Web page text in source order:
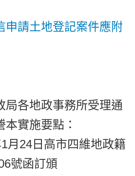
申請土地登記案件應附
局各地政事務所受理通
實施要點：
月24日高市四維地政籍
號函訂頒